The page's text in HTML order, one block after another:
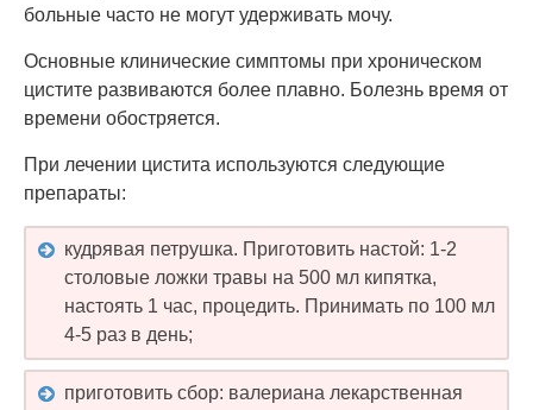
больные часто не могут удерживать мочу.
Основные клинические симптомы при хроническом
цистите развиваются более плавно. Болезнь время от
времени обостряется.
При лечении цистита используются следующие
препараты:
кудрявая петрушка. Приготовить настой: 1-2
столовые ложки травы на 500 мл кипятка,
настоять 1 час, процедить. Принимать по 100 мл
4-5 раз в день;
приготовить сбор: валериана лекарственная